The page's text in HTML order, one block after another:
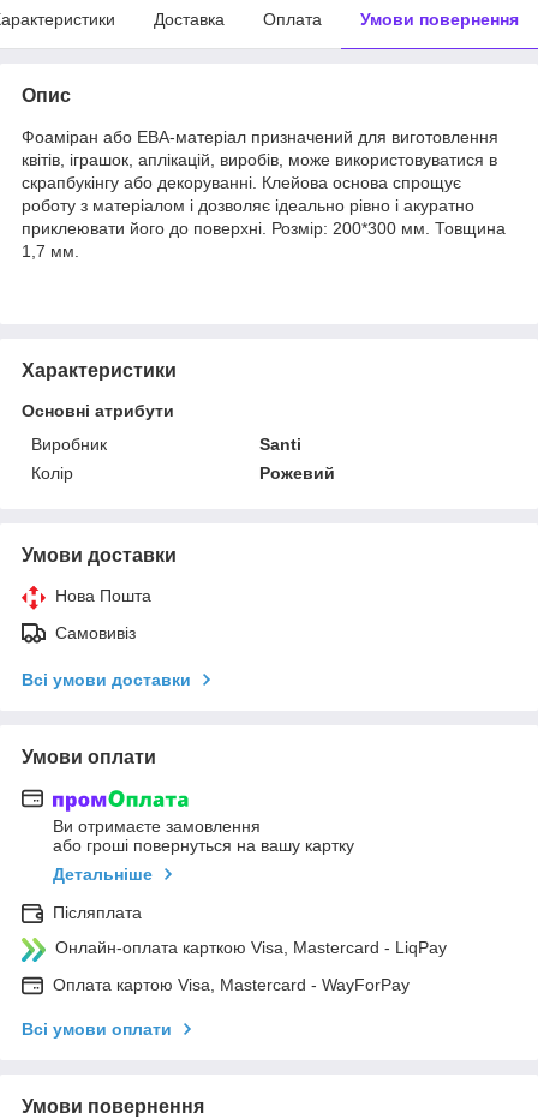
Доставка Оплата Умови повернення
Опис
Фоаміран або ЕВА-матеріал призначений для виготовлення
квітів, іграшок, аплікацій, виробів, може використовуватися в
скрапбукінгу або декоруванні. Клейова основа спрощує
роботу з матеріалом і дозволяє ідеально рівно і акуратно
приклеювати його до поверхні. Розмір: 200*300 мм. Товщина
1,7 мм.
Характеристики
Основні атрибути
Виробник
Santi
Колір
Рожевий
Умови доставки
Нова Пошта
Самовивіз
Всі умови доставки
Умови оплати
Ви отримаєте замовлення
або гроші повернуться на вашу картку
Детальніше
Післяплата
Онлайн-оплата карткою Visa, Mastercard - LiqPay
Оплата картою Visa, Mastercard - WayForPay
Всі умови оплати
Умови повернення